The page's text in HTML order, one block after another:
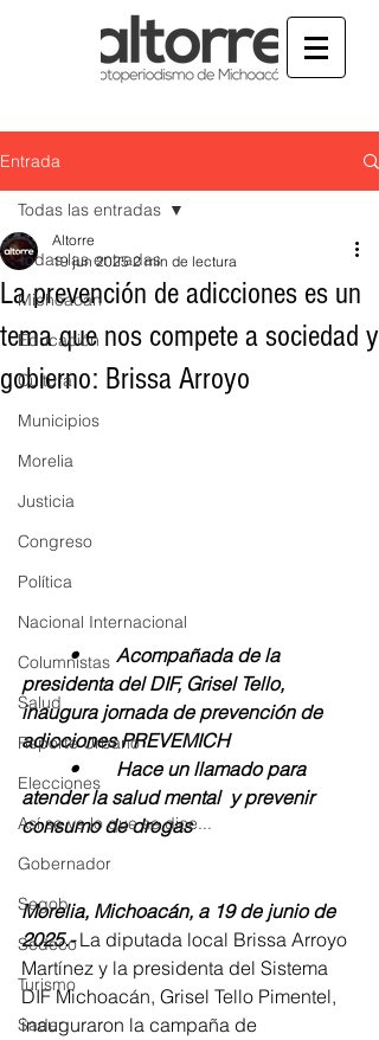
Entrada
Todas las entradas
Michoacán
Educación
Cultura
Municipios
Morelia
Justicia
Congreso
Política
Nacional Internacional
Columnistas
Salud
Reporte Urbano
Elecciones
Así se ve lo que se dice...
Gobernador
Segob
Sedeco
Turismo
Sader
Todas las entradas
La prevención de adicciones es un
tema que nos compete a sociedad y
gobierno: Brissa Arroyo
Altorre
19 jun 2025 2 min de lectura
	•	Acompañada de la
presidenta del DIF, Grisel Tello,
inaugura jornada de prevención de
adicciones PREVEMICH
atender la salud mental  y prevenir
consumo de drogas
Morelia, Michoacán, a 19 de junio de
2025.- La diputada local Brissa Arroyo
Martínez y la presidenta del Sistema
DIF Michoacán, Grisel Tello Pimentel,
inauguraron la campaña de